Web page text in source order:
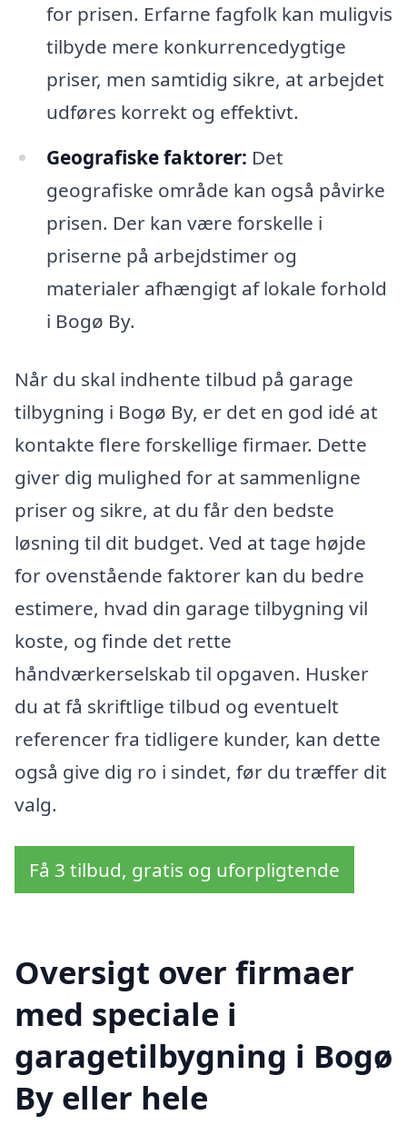
for prisen. Erfarne fagfolk kan muligvis
tilbyde mere konkurrencedygtige
priser, men samtidig sikre, at arbejdet
udføres korrekt og effektivt.
Geografiske faktorer: Det
geografiske område kan også påvirke
prisen. Der kan være forskelle i
priserne på arbejdstimer og
materialer afhængigt af lokale forhold
i Bogø By.
Når du skal indhente tilbud på garage
tilbygning i Bogø By, er det en god idé at
kontakte flere forskellige firmaer. Dette
giver dig mulighed for at sammenligne
priser og sikre, at du får den bedste
løsning til dit budget. Ved at tage højde
for ovenstående faktorer kan du bedre
estimere, hvad din garage tilbygning vil
koste, og finde det rette
håndværkerselskab til opgaven. Husker
du at få skriftlige tilbud og eventuelt
referencer fra tidligere kunder, kan dette
også give dig ro i sindet, før du træffer dit
valg.
Få 3 tilbud, gratis og uforpligtende
Oversigt over firmaer
med speciale i
garagetilbygning i Bogø
By eller hele